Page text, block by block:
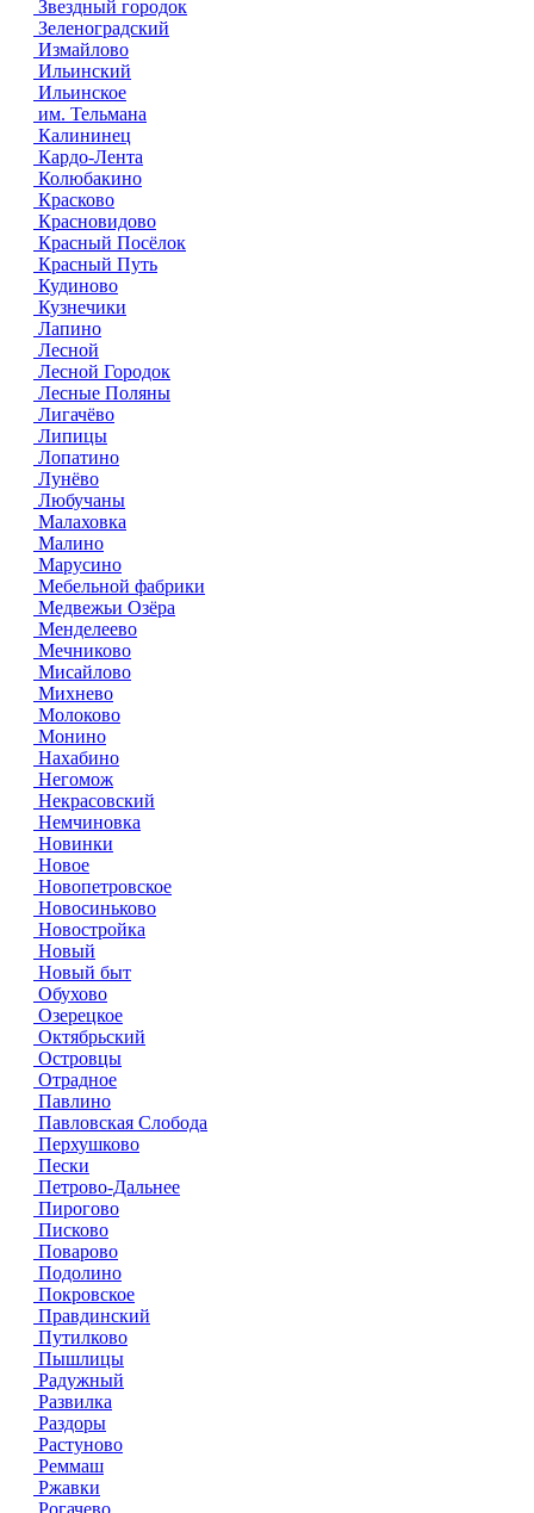
Звездный городок
Зеленоградский
Измайлово
Ильинский
Ильинское
им. Тельмана
Калининец
Кардо-Лента
Колюбакино
Красково
Красновидово
Красный Посёлок
Красный Путь
Кудиново
Кузнечики
Лапино
Лесной
Лесной Городок
Лесные Поляны
Лигачёво
Липицы
Лопатино
Лунёво
Любучаны
Малаховка
Малино
Марусино
Мебельной фабрики
Медвежьи Озёра
Менделеево
Мечниково
Мисайлово
Михнево
Молоково
Монино
Нахабино
Негомож
Некрасовский
Немчиновка
Новинки
Новое
Новопетровское
Новосиньково
Новостройка
Новый
Новый быт
Обухово
Озерецкое
Октябрьский
Островцы
Отрадное
Павлино
Павловская Слобода
Перхушково
Пески
Петрово-Дальнее
Пирогово
Писково
Поварово
Подолино
Покровское
Правдинский
Путилково
Пышлицы
Радужный
Развилка
Раздоры
Растуново
Реммаш
Ржавки
Рогачево